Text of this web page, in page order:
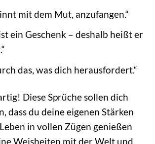
mit dem Mut, anzufangen.“
ein Geschenk – deshalb heißt er
das, was dich herausfordert.“
Diese Sprüche sollen dich
dass du deine eigenen Stärken
in vollen Zügen genießen
Weisheiten mit der Welt und